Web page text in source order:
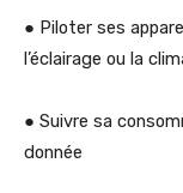
● Piloter ses
l’éclairage ou la
● Suivre sa
donnée